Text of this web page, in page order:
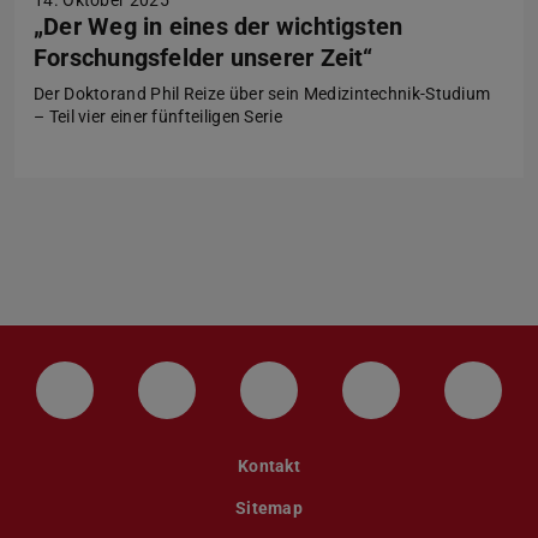
„Der Weg in eines der wichtigsten
Forschungsfelder unserer Zeit“
Der Doktorand Phil Reize über sein Medizintechnik-Studium
– Teil vier einer fünfteiligen Serie
LinkedIn-Seite der TU Darmstadt
Instagram-Kanal der TU
Bluesky-Kanal der TU
Facebook-
Kontakt
Sitemap